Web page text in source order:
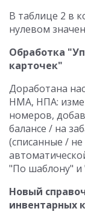
В таблице 2 в
нулевом
Обработка
карточек"
Доработана
НМА, НПА:
номеров,
балансе / на
(списанные /
"По шаблону" и
Новый
инвентарных